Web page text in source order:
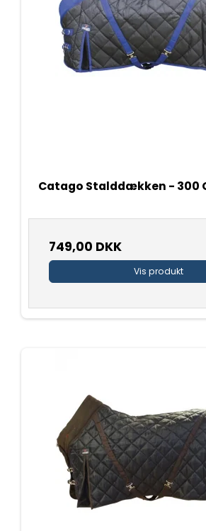
Catago Stalddækken - 300
749,00 DKK
Vis produkt